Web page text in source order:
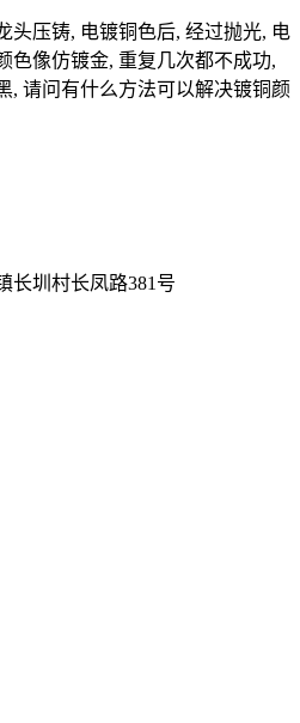
头压铸, 电镀铜色后, 经过抛光, 电
色像仿镀金, 重复几次都不成功,
, 请问有什么方法可以解决镀铜颜
长圳村长凤路381号